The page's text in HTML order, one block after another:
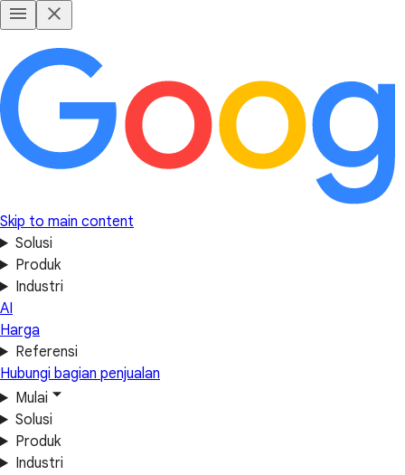
Skip to main content
Solusi
Produk
Industri
AI
Harga
Referensi
Hubungi bagian penjualan
Mulai
Solusi
Produk
Industri